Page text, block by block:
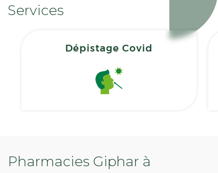
Services
Dépistage Covid
Pharmacies Giphar à